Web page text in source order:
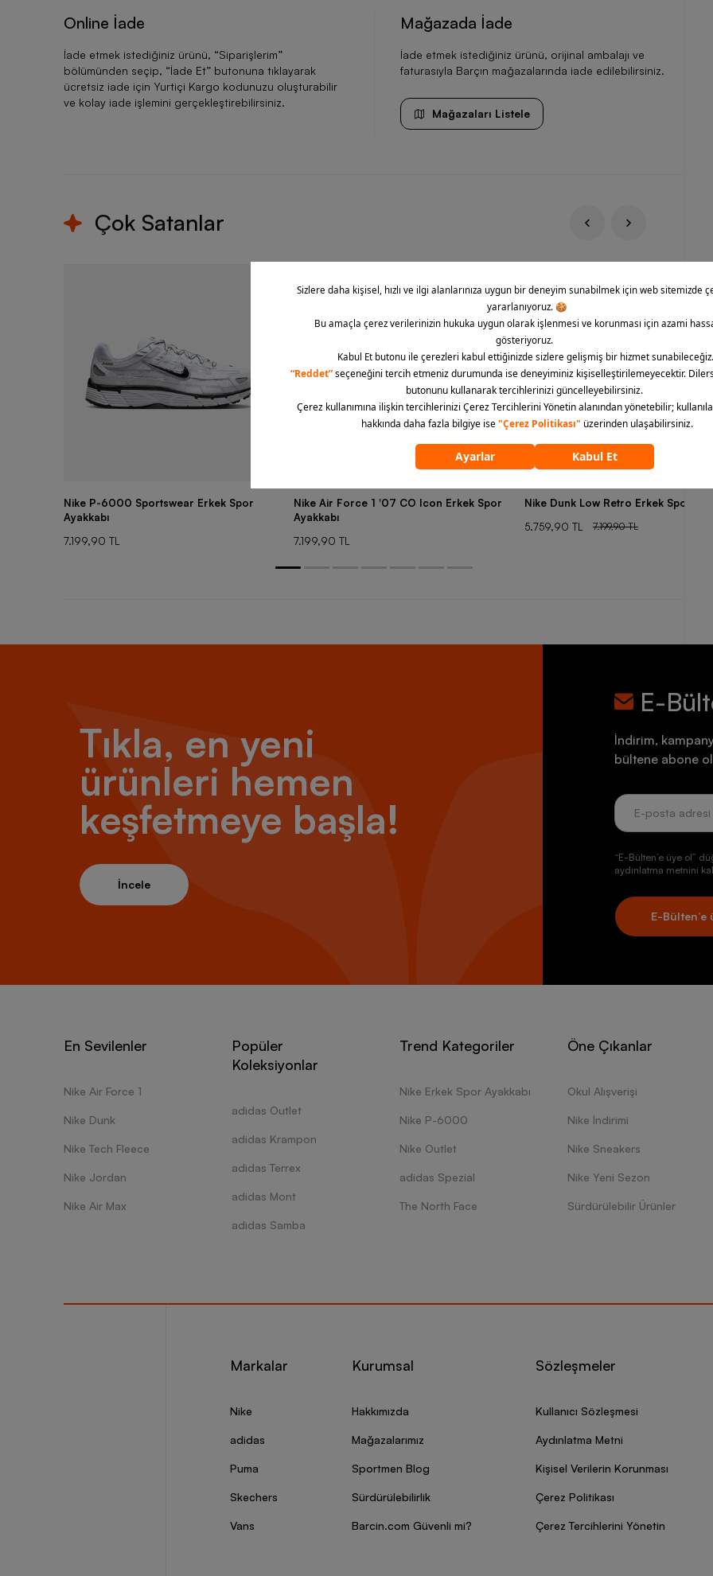
Online İade
İade etmek istediğiniz ürünü, “Siparişlerim”
bölümünden seçip, “İade Et” butonuna tıklayarak
ücretsiz iade için Yurtiçi Kargo kodunuzu oluşturabilir
ve kolay iade işlemini gerçekleştirebilirsiniz.
Mağazada İade
İade etmek istediğiniz ürünü, orijinal ambalajı ve
faturasıyla Barçın mağazalarında iade edilebilirsiniz.
Mağazaları Listele
Çok Satanlar
Nike P-6000 Sportswear Erkek Spor
Ayakkabı
7.199,90 TL
Nike Air Force 1 '07 CO Icon Erkek Spor
Ayakkabı
7.199,90 TL
Nike Dunk Low Retro Erkek Spor
5.759,90 TL
7.199,90 TL
Tıkla, en yeni
ürünleri hemen
keşfetmeye başla!
İncele
E-
İndirim,
bültene abone
“E-Bülten’e üye ol”
aydınlatma metnini
E-Bülten’e
En Sevilenler
Nike Air Force 1
Nike Dunk
Nike Tech Fleece
Nike Jordan
Nike Air Max
Popüler
Koleksiyonlar
adidas Outlet
adidas Krampon
adidas Terrex
adidas Mont
adidas Samba
Trend Kategoriler
Nike Erkek Spor Ayakkabı
Nike P-6000
Nike Outlet
adidas Spezial
The North Face
Öne Çıkanlar
Okul Alışverişi
Nike İndirimi
Nike Sneakers
Nike Yeni Sezon
Sürdürülebilir Ürünler
Markalar
Nike
adidas
Puma
Skechers
Vans
Kurumsal
Hakkımızda
Mağazalarımız
Sportmen Blog
Sürdürülebilirlik
Barcin.com Güvenli mi?
Sözleşmeler
Kullanıcı Sözleşmesi
Aydınlatma Metni
Kişisel Verilerin Korunması
Çerez Politikası
Çerez Tercihlerini Yönetin